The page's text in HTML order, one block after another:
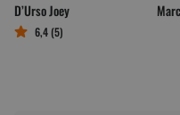
D’Urso Joey
6,4 (5)